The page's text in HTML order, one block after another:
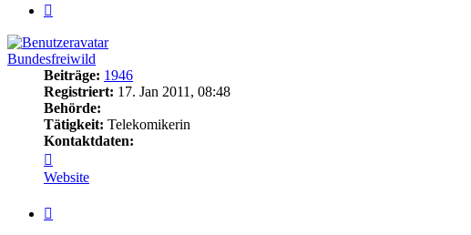
Bundesfreiwild
Beiträge: 1946
Registriert: 17. Jan 2011, 08:48
Behörde:
Tätigkeit: Telekomikerin
Kontaktdaten:
von
Bundesfreiwild
Website